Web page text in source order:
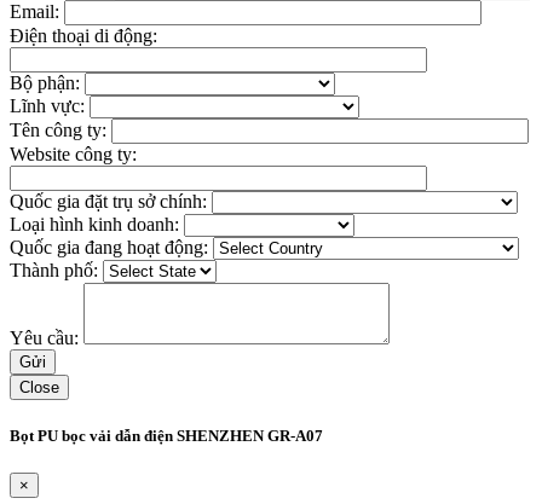
Email:
Điện thoại di động:
Bộ phận:
Lĩnh vực:
Tên công ty:
Website công ty:
Quốc gia đặt trụ sở chính:
Loại hình kinh doanh:
Quốc gia đang hoạt động:
Thành phố:
Yêu cầu:
Close
Bọt PU bọc vải dẫn điện SHENZHEN GR-A07
×